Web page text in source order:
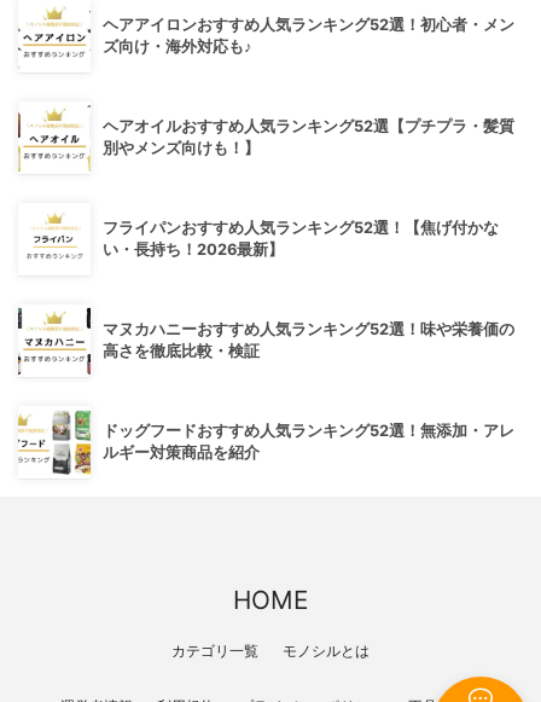
ヘアアイロンおすすめ人気ランキング52選！初心者・メン
ズ向け・海外対応も♪
ヘアオイルおすすめ人気ランキング52選【プチプラ・髪質
別やメンズ向けも！】
フライパンおすすめ人気ランキング52選！【焦げ付かな
い・長持ち！2026最新】
マヌカハニーおすすめ人気ランキング52選！味や栄養価の
高さを徹底比較・検証
ドッグフードおすすめ人気ランキング52選！無添加・アレ
ルギー対策商品を紹介
HOME
カテゴリ一覧 モノシルとは